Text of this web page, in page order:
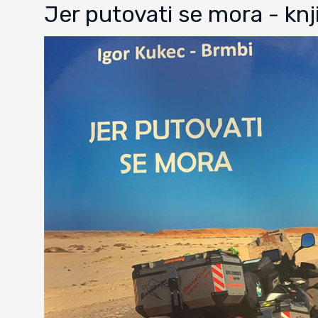
Jer putovati se mora -